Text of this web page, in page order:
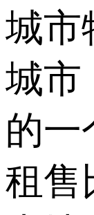
城市
城市
的一
租售